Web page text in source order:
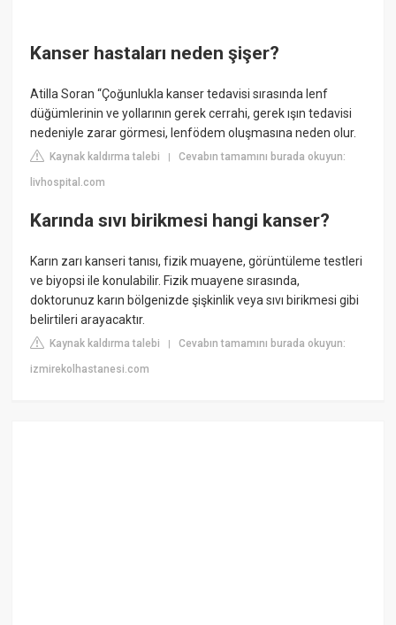
Kanser hastaları neden şişer?
Atilla Soran “Çoğunlukla kanser tedavisi sırasında lenf
düğümlerinin ve yollarının gerek cerrahi, gerek ışın tedavisi
nedeniyle zarar görmesi, lenfödem oluşmasına neden olur.
Kaynak kaldırma talebi |Cevabın tamamını burada okuyun:
livhospital.com
Karında sıvı birikmesi hangi kanser?
Karın zarı kanseri tanısı, fizik muayene, görüntüleme testleri
ve biyopsi ile konulabilir. Fizik muayene sırasında,
doktorunuz karın bölgenizde şişkinlik veya sıvı birikmesi gibi
belirtileri arayacaktır.
Kaynak kaldırma talebi |Cevabın tamamını burada okuyun:
izmirekolhastanesi.com